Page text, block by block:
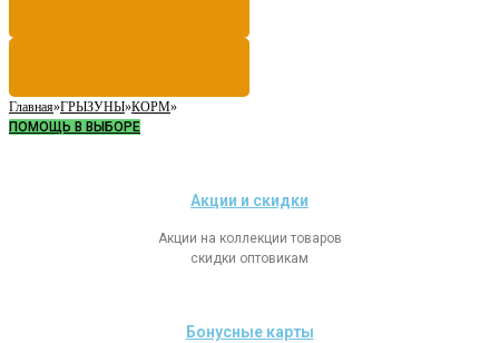
Главная»ГРЫЗУНЫ»КОРМ»
ПОМОЩЬ В ВЫБОРЕ
Акции и скидки
Акции на коллекции товаров
скидки оптовикам
Бонусные карты